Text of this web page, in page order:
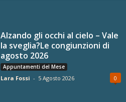
Alzando gli occhi al cielo – Vale
la sveglia?Le congiunzioni di
agosto 2026
Appuntamenti del Mese
Lara Fossi - 5 Agosto 2026 0